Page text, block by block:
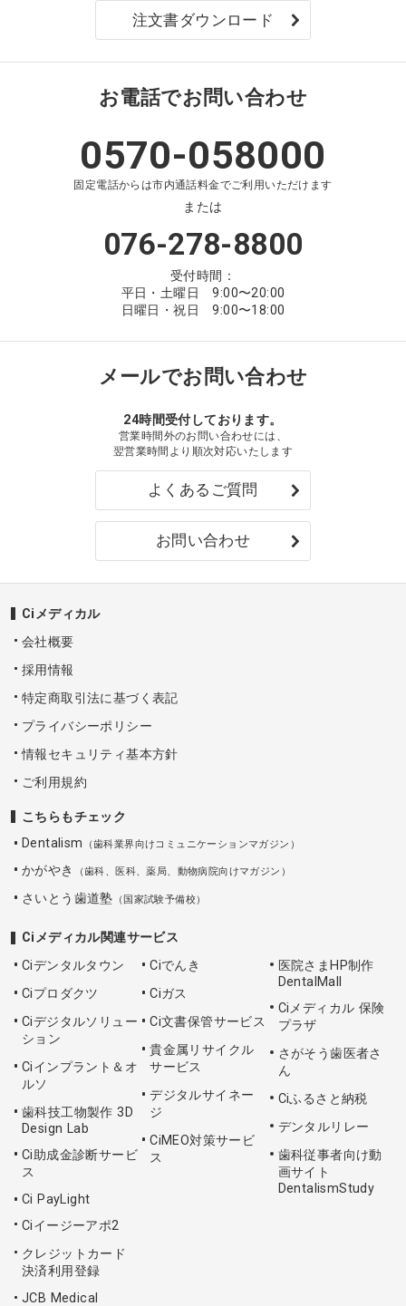
注文書ダウンロード
お電話でお問い合わせ
0570-058000
固定電話からは市内通話料金でご利用いただけます
または
076-278-8800
受付時間：
平日・土曜日 9:00〜20:00
日曜日・祝日 9:00〜18:00
メールでお問い合わせ
24時間受付しております。
営業時間外のお問い合わせには、
翌営業時間より順次対応いたします
よくあるご質問
お問い合わせ
Ciメディカル
会社概要
採用情報
特定商取引法に基づく表記
プライバシーポリシー
情報セキュリティ基本方針
ご利用規約
こちらもチェック
Dentalism
（歯科業界向けコミュニケーションマガジン）
かがやき （歯科、医科、薬局、動物病院向けマガジン）
さいとう歯道塾 （国家試験予備校）
Ciメディカル関連サービス
Ciデンタルタウン
Ciプロダクツ
Ciデジタルソリュー
ション
Ciインプラント＆オ
ルソ
歯科技工物製作 3D
Design Lab
Ci助成金診断サービ
ス
Ci PayLight
Ciイージーアポ2
クレジットカード
決済利用登録
JCB Medical
Ciでんき
Ciガス
Ci文書保管サービス
貴金属リサイクル
サービス
デジタルサイネー
ジ
CiMEO対策サービ
ス
医院さまHP制作
DentalMall
Ciメディカル 保険
プラザ
さがそう歯医者さ
ん
Ciふるさと納税
デンタルリレー
歯科従事者向け動
画サイト
DentalismStudy